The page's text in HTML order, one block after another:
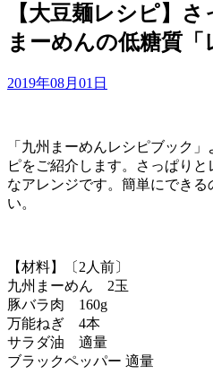
【大豆麺レシピ】
まーめんの低糖質「
2019年08月01日
「九州まーめんレシピブック
ピをご紹介します。さっぱり
なアレンジです。簡単にでき
い。
【材料】〔2人前〕
九州まーめん 2玉
豚バラ肉 160g
万能ねぎ 4本
サラダ油 適量
ブラックペッパー 適量